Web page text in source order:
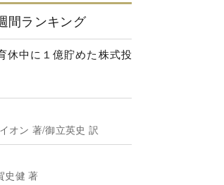
間ランキング
休中に１億貯めた株式投
オン 著/御立英史 訳
史健 著